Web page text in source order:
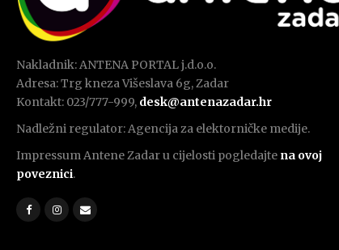
Nakladnik: ANTENA PORTAL j.d.o.o.
Adresa: Trg kneza Višeslava 6g, Zadar
Kontakt: 023/777-999, desk@antenazadar.hr
Nadležni regulator: Agencija za elektorničke medije.
Impressum Antene Zadar u cijelosti pogledajte na ovoj
poveznici.